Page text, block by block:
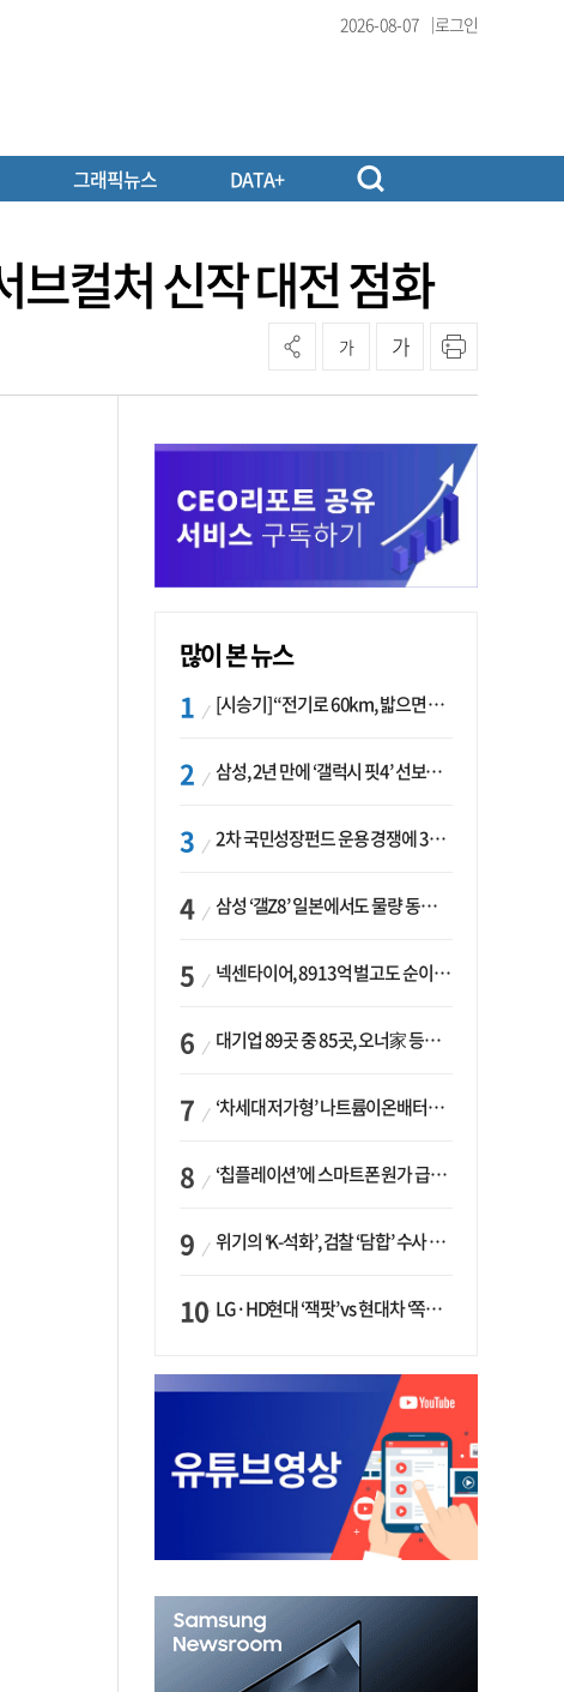
2026-08-07 로그인
그래픽뉴스 DATA+
컬처 신작 대전 점화
가 가
많이 본 뉴스
[시승기] “전기로 60km, 밟으면 462마력”…볼보 XC60 T8의 두 얼굴
삼성, 2년 만에 ‘갤럭시 핏4’ 선보이나…웨어러블 생태계 확장 ‘시동’
2차 국민성장펀드 운용 경쟁에 33개사 몰렸다…신한·하나 등 새 얼굴 대거 합류
삼성 ‘갤Z8’ 일본에서도 물량 동났다…애플 참전 앞두고 선두 수성 ‘시험대’
넥센타이어, 8913억 벌고도 순이익 2억…유럽 세부담에 이익 증발
대기업 89곳 중 85곳, 오너家 등기임원 겸직…BS 46곳·SM 45곳 ‘족벌경영’ 고착화
‘차세대 저가형’ 나트륨이온배터리 시대 오나…LG화학·에코프로, 상용화 속도낸다
‘칩플레이션’에 스마트폰 원가 급등…삼성전자, ‘엑시노스’ 채택 확대하나
위기의 ‘K-석화’, 검찰 ‘담합’ 수사 착수…“LG·한화·롯데 등 7개 업체, 8개 제품 가격 담합”
LG·HD현대 ‘잭팟’ vs 현대차 ‘쪽박’…글로벌 사모펀드, 韓 대기업 투자 ‘희비’